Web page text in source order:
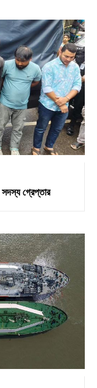
সদস্য গ্রেপ্তার